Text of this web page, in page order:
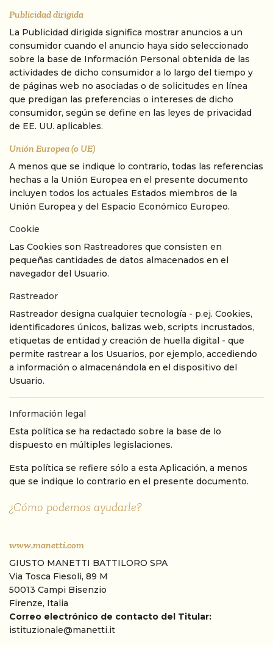
Publicidad dirigida
La Publicidad dirigida significa mostrar anuncios a un
consumidor cuando el anuncio haya sido seleccionado
sobre la base de Información Personal obtenida de las
actividades de dicho consumidor a lo largo del tiempo y
de páginas web no asociadas o de solicitudes en línea
que predigan las preferencias o intereses de dicho
consumidor, según se define en las leyes de privacidad
de EE. UU. aplicables.
Unión Europea (o UE)
A menos que se indique lo contrario, todas las referencias
hechas a la Unión Europea en el presente documento
incluyen todos los actuales Estados miembros de la
Unión Europea y del Espacio Económico Europeo.
Cookie
Las Cookies son Rastreadores que consisten en
pequeñas cantidades de datos almacenados en el
navegador del Usuario.
Rastreador
Rastreador designa cualquier tecnología - p.ej. Cookies,
identificadores únicos, balizas web, scripts incrustados,
etiquetas de entidad y creación de huella digital - que
permite rastrear a los Usuarios, por ejemplo, accediendo
a información o almacenándola en el dispositivo del
Usuario.
Información legal
Esta política se ha redactado sobre la base de lo
dispuesto en múltiples legislaciones.
Esta política se refiere sólo a esta Aplicación, a menos
que se indique lo contrario en el presente documento.
¿Cómo podemos ayudarle?
Footer
www.manetti.com
GIUSTO MANETTI BATTILORO SPA
Via Tosca Fiesoli, 89 M
50013 Campi Bisenzio
Firenze, Italia
Correo electrónico de contacto del Titular:
istituzionale@manetti.it